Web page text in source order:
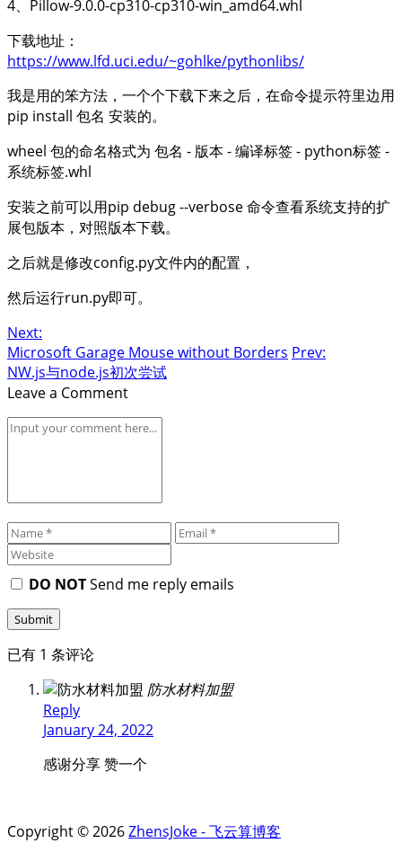
4、Pillow-9.0.0-cp310-cp310-win_amd64.whl
下载地址：
https://www.lfd.uci.edu/~gohlke/pythonlibs/
我是用的笨方法，一个个下载下来之后，在命令提示符里边用
pip install 包名 安装的。
wheel 包的命名格式为 包名 - 版本 - 编译标签 - python标签 -
系统标签.whl
安装之前可以用pip debug --verbose 命令查看系统支持的扩
展包版本，对照版本下载。
之后就是修改config.py文件内的配置，
然后运行run.py即可。
Next:
Microsoft Garage Mouse without Borders Prev:
NW.js与node.js初次尝试
Leave a Comment
DO NOTSend me reply emails
已有 1 条评论
防水材料加盟
Reply
January 24, 2022
感谢分享 赞一个
Copyright © 2026ZhensJoke - 飞云算博客